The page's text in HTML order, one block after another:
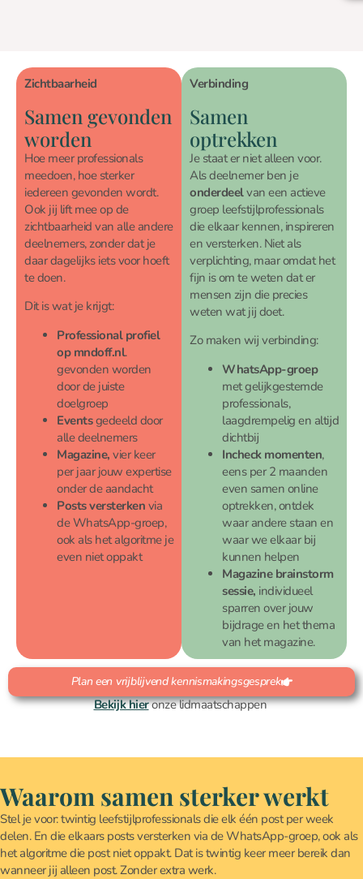
Zichtbaarheid
Samen gevonden
worden
Hoe meer professionals
meedoen, hoe sterker
iedereen gevonden wordt.
Ook jij lift mee op de
zichtbaarheid van alle andere
deelnemers, zonder dat je
daar dagelijks iets voor hoeft
te doen.
Dit is wat je krijgt:
Professional profiel
op mndoff.nl.
gevonden worden
door de juiste
doelgroep
Eventsgedeeld door
alle deelnemers
Magazine, vier keer
per jaar jouw expertise
onder de aandacht
Posts versterken via
de WhatsApp-groep,
ook als het algoritme je
even niet oppakt
Verbinding
Samen
optrekken
Je staat er niet alleen voor.
Als deelnemer ben je
onderdeelvan een actieve
groep leefstijlprofessionals
die elkaar kennen, inspireren
en versterken. Niet als
verplichting, maar omdat het
fijn is om te weten dat er
mensen zijn die precies
weten wat jij doet.
Zo maken wij verbinding:
WhatsApp-groep
met gelijkgestemde
professionals,
laagdrempelig en altijd
dichtbij
Incheck momenten,
eens per 2 maanden
even samen online
optrekken, ontdek
waar andere staan en
waar we elkaar bij
kunnen helpen
Magazine brainstorm
sessie, individueel
sparren over jouw
bijdrage en het thema
van het magazine.
Plan een vrijblijvend kennismakingsgesprek
Bekijk hieronze lidmaatschappen
Waarom samen sterker werkt
Stel je voor: twintig leefstijlprofessionals die elk één post per week
delen. En die elkaars posts versterken via de WhatsApp-groep, ook als
het algoritme die post niet oppakt. Dat is twintig keer meer bereik dan
wanneer jij alleen post. Zonder extra werk.